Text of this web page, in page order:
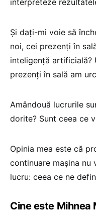
Și dați-mi voie să
noi, cei prezenți în
inteligență artificială?
prezenți în sală am
Amândouă lucrurile
dorite? Sunt ceea ce
Opinia mea este că
continuare mașina nu
lucru: ceea ce ne
Cine este Mihnea